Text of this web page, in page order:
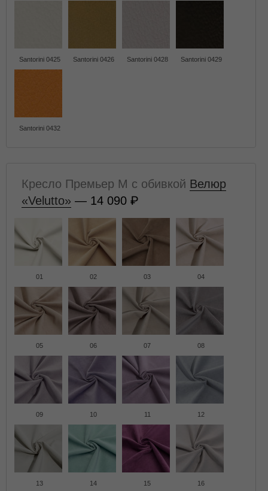
Santorini 0425 Santorini 0426 Santorini 0428 Santorini 0429
Santorini 0432
Кресло Премьер M с обивкой Велюр
«Velutto» — 14 090
01 02 03 04
05 06 07 08
09 10 11 12
13 14 15 16